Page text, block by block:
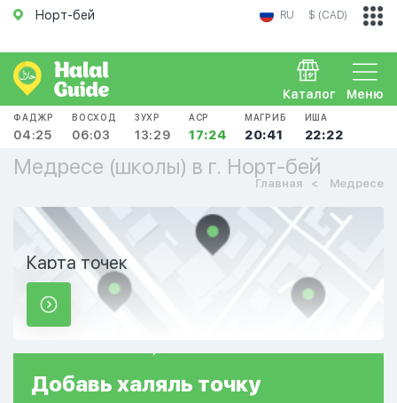
Норт-бей RU $ (CAD)
Меню
Каталог
ФАДЖР
04:25
ВОСХОД
06:03
ЗУХР
13:29
АСР
17:24
МАГРИБ
20:41
ИША
22:22
Медресе (школы) в г. Норт-бей
Главная Медресе
Карта точек
Добавь халяль точку